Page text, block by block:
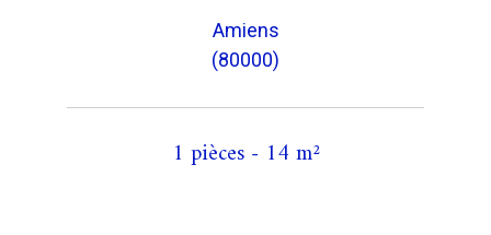
Amiens
(80000)
1 pièces - 14 m²